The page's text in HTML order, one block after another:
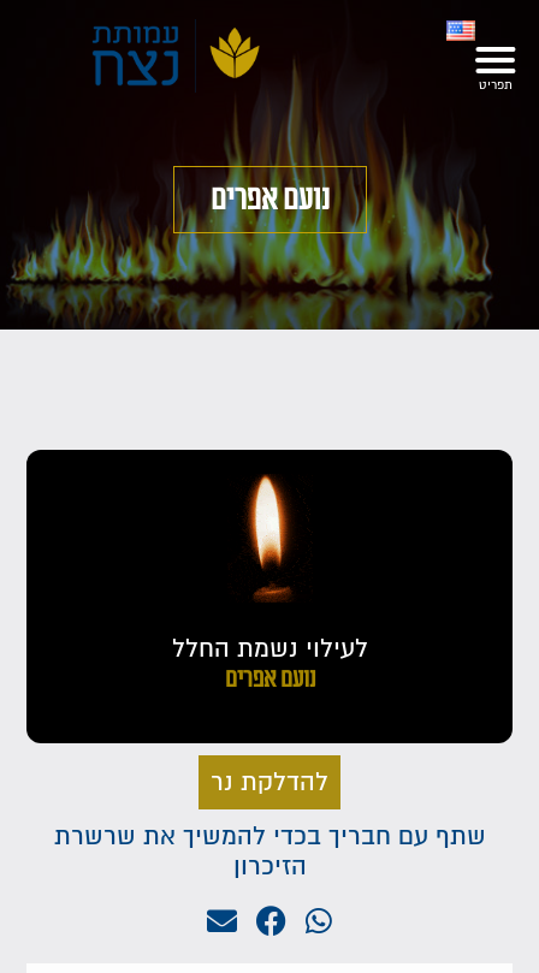
נועם אפרים
לעילוי נשמת החלל
נועם אפרים
להדלקת נר
שתף עם חבריך בכדי להמשיך את שרשרת
הזיכרון